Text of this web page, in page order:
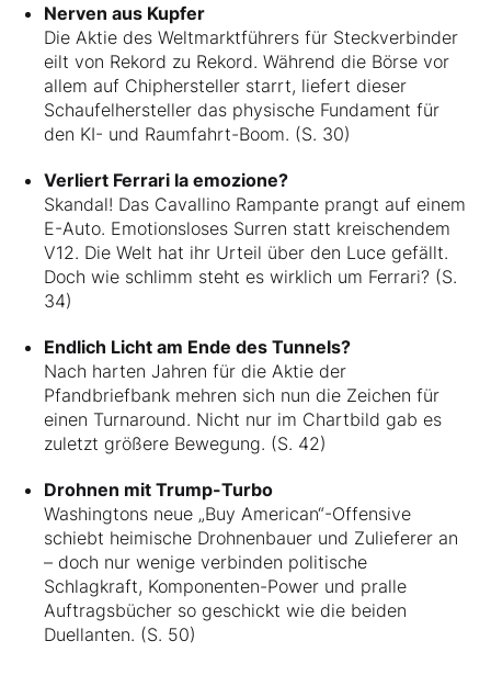
Nerven aus Kupfer
Die Aktie des Weltmarktführers für Steckverbinder
eilt von Rekord zu Rekord. Während die Börse vor
allem auf Chiphersteller starrt, liefert dieser
Schaufelhersteller das physische Fundament für
den KI- und Raumfahrt-Boom. (S. 30)
Verliert Ferrari la emozione?
Skandal! Das Cavallino Rampante prangt auf einem
E-Auto. Emotionsloses Surren statt kreischendem
V12. Die Welt hat ihr Urteil über den Luce gefällt.
Doch wie schlimm steht es wirklich um Ferrari? (S.
34)
Endlich Licht am Ende des Tunnels?
Nach harten Jahren für die Aktie der
Pfandbriefbank mehren sich nun die Zeichen für
einen Turnaround. Nicht nur im Chartbild gab es
zuletzt größere Bewegung. (S. 42)
Drohnen mit Trump-Turbo
Washingtons neue „Buy American“-Offensive
schiebt heimische Drohnenbauer und Zulieferer an
– doch nur wenige verbinden politische
Schlagkraft, Komponenten-Power und pralle
Auftragsbücher so geschickt wie die beiden
Duellanten. (S. 50)